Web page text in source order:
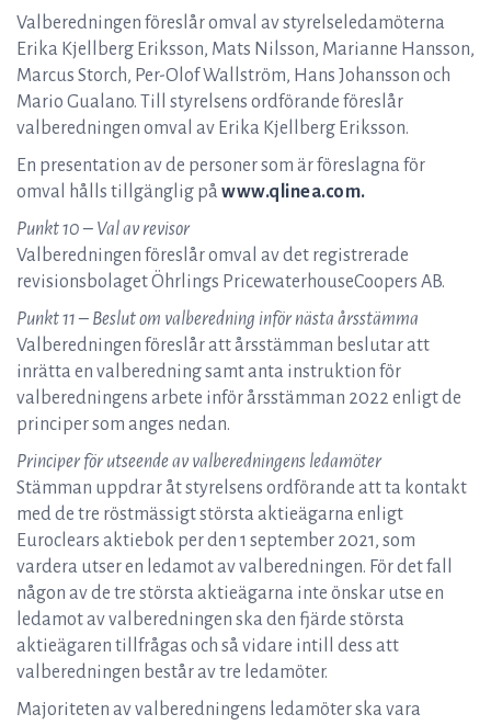
Valberedningen föreslår omval av styrelseledamöterna
Erika Kjellberg Eriksson, Mats Nilsson, Marianne Hansson,
Marcus Storch, Per-Olof Wallström, Hans Johansson och
Mario Gualano. Till styrelsens ordförande föreslår
valberedningen omval av Erika Kjellberg Eriksson.
En presentation av de personer som är föreslagna för
omval hålls tillgänglig på www.qlinea.com.
Punkt 10 – Val av revisor
Valberedningen föreslår omval av det registrerade
revisionsbolaget Öhrlings PricewaterhouseCoopers AB.
Punkt 11 – Beslut om valberedning inför nästa årsstämma
Valberedningen föreslår att årsstämman beslutar att
inrätta en valberedning samt anta instruktion för
valberedningens arbete inför årsstämman 2022 enligt de
principer som anges nedan.
Principer för utseende av valberedningens ledamöter
Stämman uppdrar åt styrelsens ordförande att ta kontakt
med de tre röstmässigt största aktieägarna enligt
Euroclears aktiebok per den 1 september 2021, som
vardera utser en ledamot av valberedningen. För det fall
någon av de tre största aktieägarna inte önskar utse en
ledamot av valberedningen ska den fjärde största
aktieägaren tillfrågas och så vidare intill dess att
valberedningen består av tre ledamöter.
Majoriteten av valberedningens ledamöter ska vara